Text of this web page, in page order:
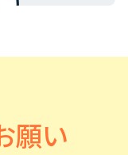
願い